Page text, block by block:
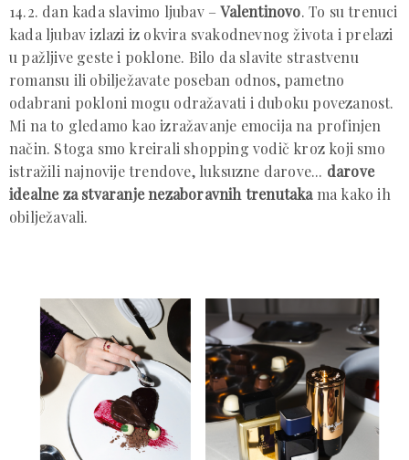
14.2. dan kada slavimo ljubav –Valentinovo. To su trenuci
kada ljubav izlazi iz okvira svakodnevnog života i prelazi
u pažljive geste i poklone. Bilo da slavite strastvenu
romansu ili obilježavate poseban odnos, pametno
odabrani pokloni mogu odražavati i duboku povezanost.
Mi na to gledamo kao izražavanje emocija na profinjen
način. Stoga smo kreirali shopping vodič kroz koji smo
istražili najnovije trendove, luksuzne darove... darove
idealne za stvaranje nezaboravnih trenutakama kako ih
obilježavali.